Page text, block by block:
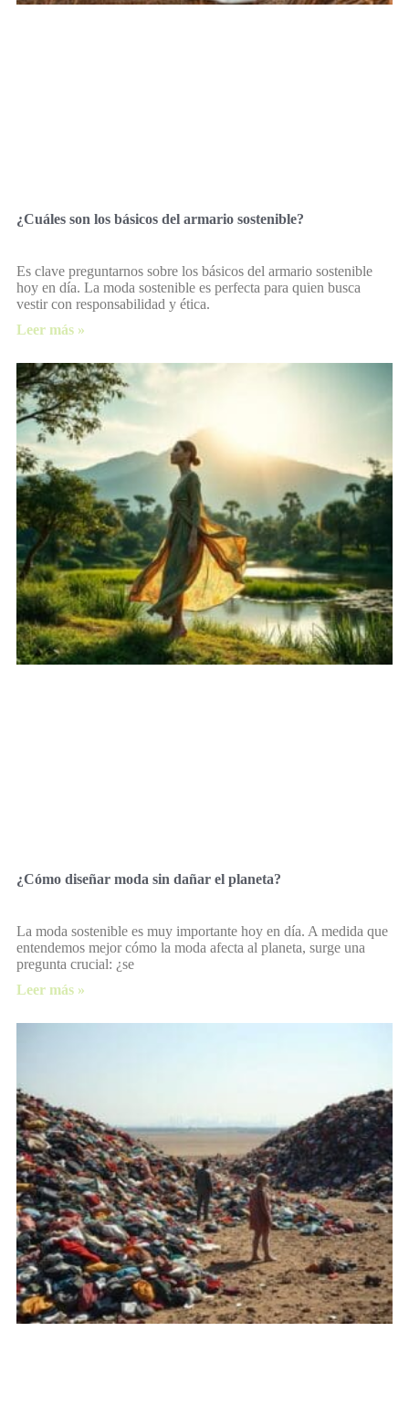
¿Cuáles son los básicos del armario sostenible?
Es clave preguntarnos sobre los básicos del armario sostenible
hoy en día. La moda sostenible es perfecta para quien busca
vestir con responsabilidad y ética.
Leer más »
¿Cómo diseñar moda sin dañar el planeta?
La moda sostenible es muy importante hoy en día. A medida que
entendemos mejor cómo la moda afecta al planeta, surge una
pregunta crucial: ¿se
Leer más »